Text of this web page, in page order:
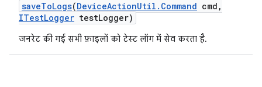
saveToLogs(DeviceActionUtil . Command cmd ,
ITestLogger testLogger)
जनरेट की गई सभी फ़ाइलों को टेस्ट लॉग में सेव करता है.